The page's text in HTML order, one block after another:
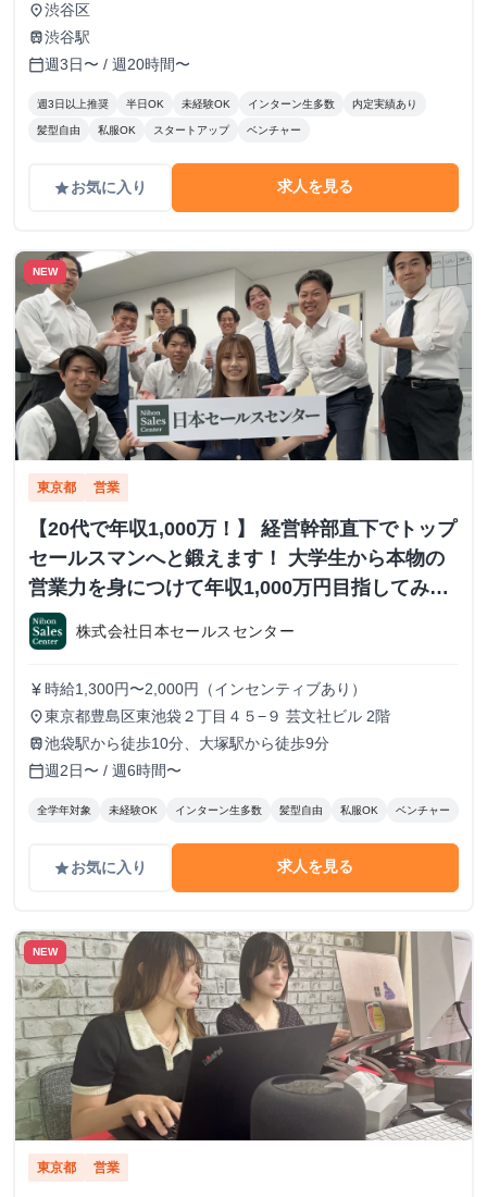
place渋谷区
train渋谷駅
calendar_today週3日〜 / 週20時間〜
週3日以上推奨 半日OK 未経験OK インターン生多数 内定実績あり
髪型自由 私服OK スタートアップ ベンチャー
gradeお気に入り 求人を見る
NEW
東京都 営業
【20代で年収1,000万！】 経営幹部直下でトップ
セールスマンへと鍛えます！ 大学生から本物の
営業力を身につけて年収1,000万円目指してみま
せんか？ ※当社直結内定あり #学歴不問 #未経験
可 #1.2年生可 - 株式会社日本セールスセンター
の長期・有給インターンシップ
株式会社日本セールスセンター
currency_yen 時給1,300円〜2,000円（インセンティブあり）
place東京都豊島区東池袋２丁目４５−９ 芸文社ビル 2階
train池袋駅から徒歩10分、大塚駅から徒歩9分
calendar_today週2日〜 / 週6時間〜
全学年対象 未経験OK インターン生多数 髪型自由 私服OK ベンチャー
gradeお気に入り 求人を見る
NEW
東京都 営業